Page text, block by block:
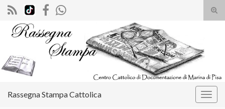
il
Search for:
Rassegna Stampa Cattolica